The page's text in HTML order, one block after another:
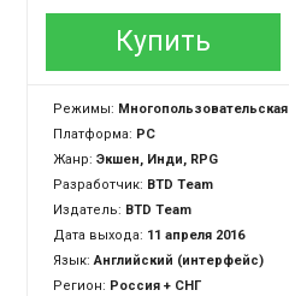
Купить
Режимы: Многопользовательская
Платформа: PC
Жанр:Экшен, Инди, RPG
Разработчик: BTD Team
Издатель: BTD Team
Дата выхода: 11 апреля 2016
Язык:Английский (интерфейс)
Регион: Россия + СНГ